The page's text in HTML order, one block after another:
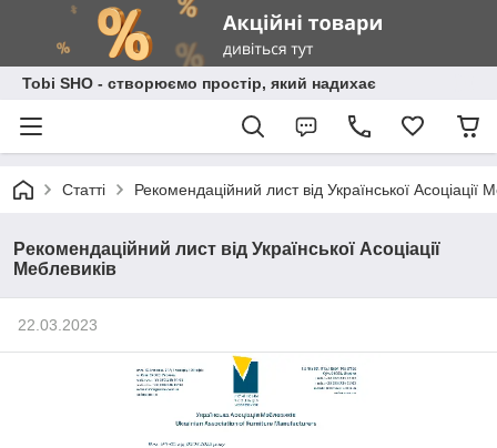
Tobi SHO - створюємо простір, який надихає
Статті Рекомендаційний лист від Української Асоціації
Рекомендаційний лист від Української Асоціації
Меблевиків
22.03.2023